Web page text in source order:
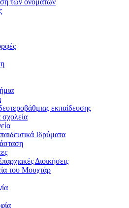
εκπαίδευσης
σχολεία
Ιδρύματα
Διοικήσεις
του Μουχτάρ